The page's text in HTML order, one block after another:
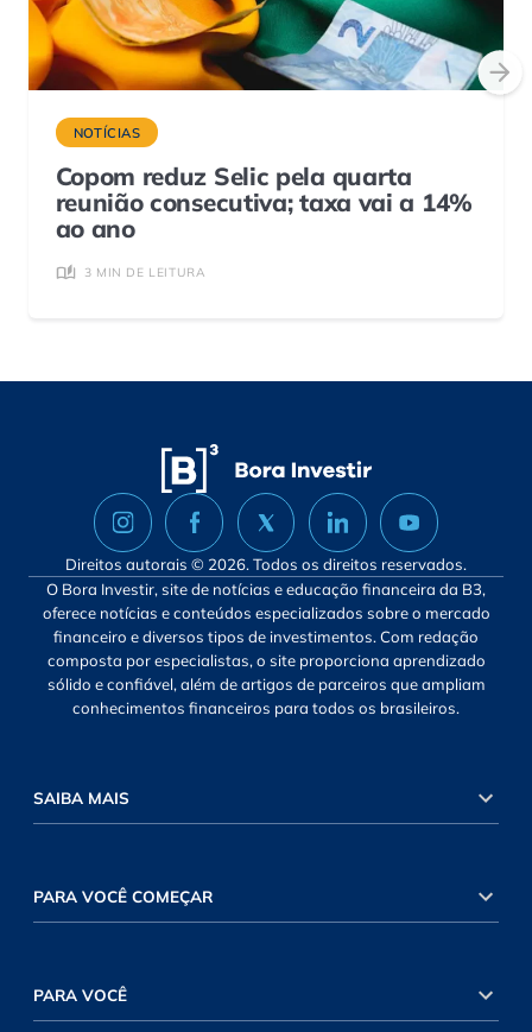
NOTÍCIAS
Copom reduz Selic pela quarta
reunião consecutiva; taxa vai a 14%
ao ano
3 MIN DE LEITURA
Direitos autorais © 2026. Todos os direitos reservados.
O Bora Investir, site de notícias e educação financeira da B3,
oferece notícias e conteúdos especializados sobre o mercado
financeiro e diversos tipos de investimentos. Com redação
composta por especialistas, o site proporciona aprendizado
sólido e confiável, além de artigos de parceiros que ampliam
conhecimentos financeiros para todos os brasileiros.
SAIBA MAIS
PARA VOCÊ COMEÇAR
PARA VOCÊ